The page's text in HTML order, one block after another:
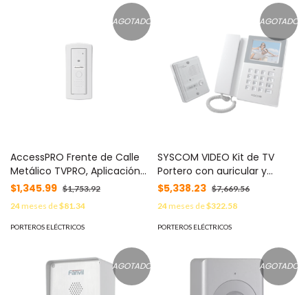
AGOTADO
AccessPRO Frente de Calle
Metálico TVPRO, Aplicación
Para Baja Iluminación, Lente
$1,345.99 $1,753.92
24meses de$81.34
PORTEROS ELÉCTRICOS
AGOTADO
SYSCOM VIDEO Kit de TV
Portero con auricular y
funcion de telefono
KCV-340
$5,338.23 $7,669.56
24meses de$322.58
PORTEROS ELÉCTRICOS
AGOTADO AGOTADO